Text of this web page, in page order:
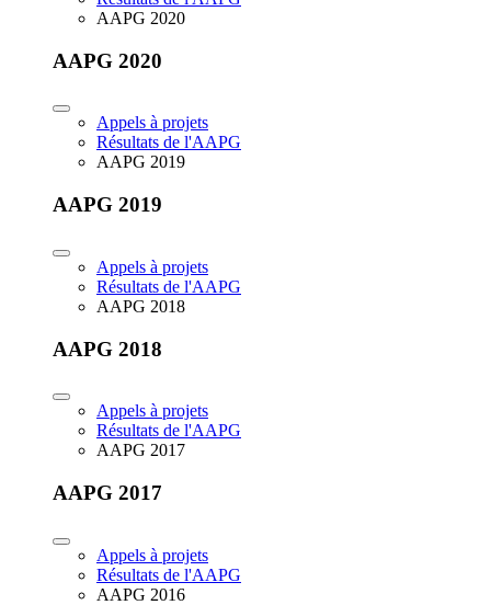
AAPG 2020
AAPG 2020
Appels à projets
Résultats de l'AAPG
AAPG 2019
AAPG 2019
Appels à projets
Résultats de l'AAPG
AAPG 2018
AAPG 2018
Appels à projets
Résultats de l'AAPG
AAPG 2017
AAPG 2017
Appels à projets
Résultats de l'AAPG
AAPG 2016